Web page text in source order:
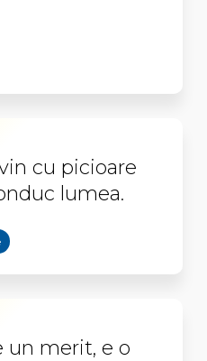
cu picioare
lumea.
un merit, e o